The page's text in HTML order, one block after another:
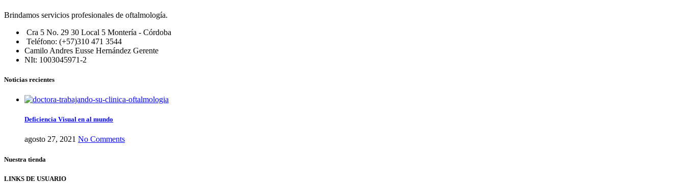
Brindamos servicios profesionales de oftalmología.
Cra 5 No. 29 30 Local 5 Montería - Córdoba
Teléfono: (+57)310 471 3544
Camilo Andres Eusse Hernández Gerente
NIt: 1003045971-2
Noticias recientes
Deficiencia Visual en al mundo
agosto 27, 2021 No Comments
Nuestra tienda
LINKS DE USUARIO